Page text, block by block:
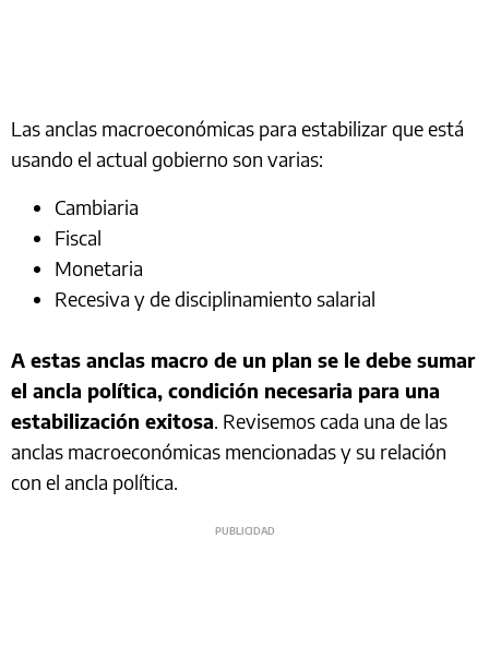
Las anclas macroeconómicas para estabilizar que está
usando el actual gobierno son varias:
Cambiaria
Fiscal
Monetaria
Recesiva y de disciplinamiento salarial
A estas anclas macro de un plan se le debe sumar
el ancla política, condición necesaria para una
estabilización exitosa. Revisemos cada una de las
anclas macroeconómicas mencionadas y su relación
con el ancla política.